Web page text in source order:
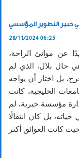
خبير التطوير المؤسسي
28/11/2024 06:25
عن موانئ الراحة،
حال بلال، الذي لم
بل اختار أن يواجه
الخليجية، كانت
مؤسسة خيرية، لم
بل كان انتقالًا
كانت العوائق أكثر